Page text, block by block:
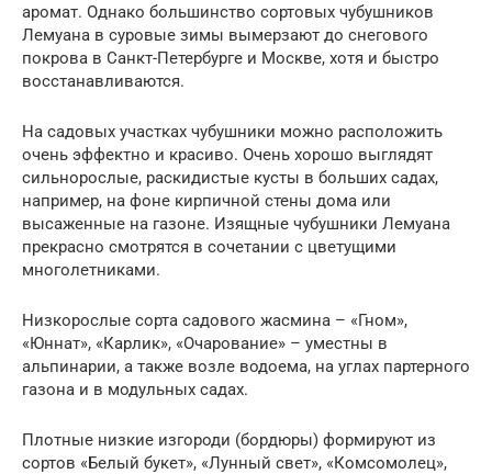
аромат. Однако большинство сортовых чубушников
Лемуана в суровые зимы вымерзают до снегового
покрова в Санкт-Петербурге и Москве, хотя и быстро
восстанавливаются.
На садовых участках чубушники можно расположить
очень эффектно и красиво. Очень хорошо выглядят
сильнорослые, раскидистые кусты в больших садах,
например, на фоне кирпичной стены дома или
высаженные на газоне. Изящные чубушники Лемуана
прекрасно смотрятся в сочетании с цветущими
многолетниками.
Низкорослые сорта садового жасмина – «Гном»,
«Юннат», «Карлик», «Очарование» – уместны в
альпинарии, а также возле водоема, на углах партерного
газона и в модульных садах.
Плотные низкие изгороди (бордюры) формируют из
сортов «Белый букет», «Лунный свет», «Комсомолец»,